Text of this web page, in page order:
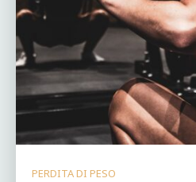
PERDITA DI PESO